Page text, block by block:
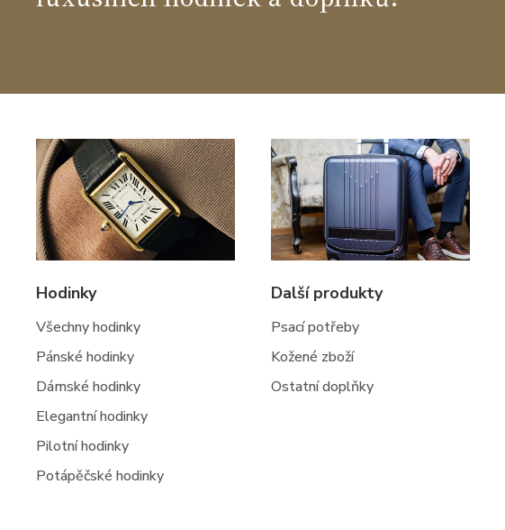
Hodinky
Všechny hodinky
Pánské hodinky
Dámské hodinky
Elegantní hodinky
Pilotní hodinky
Potápěčské hodinky
Další produkty
Psací potřeby
Kožené zboží
Ostatní doplňky